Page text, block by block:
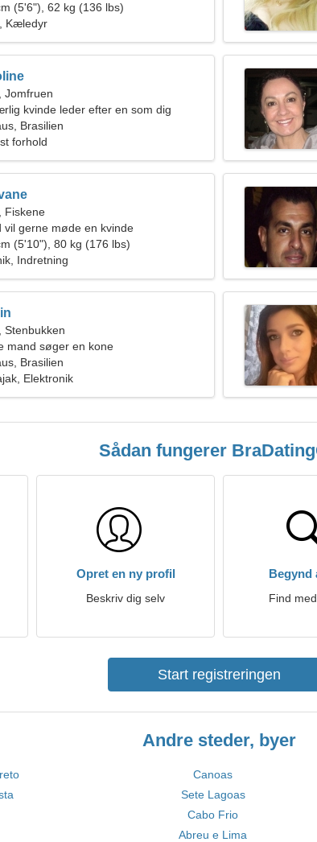
(5'6"), 62 kg (136 lbs)
Kæledyr
Jomfruen
kvinde leder efter en som dig
Brasilien
forhold
Fiskene
vil gerne møde en kvinde
(5'10"), 80 kg (176 lbs)
Indretning
Stenbukken
mand søger en kone
Brasilien
Elektronik
Sådan fungerer
Opret en ny profil
Beskriv dig selv
Begynd
Find
Start registreringen
Andre steder, byer
Canoas
Sete Lagoas
Cabo Frio
Abreu e Lima